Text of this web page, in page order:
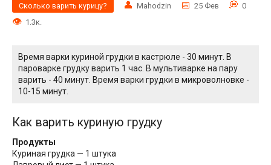
Сколько варить курицу? Mahodzin 25 Фев
0
1.3к.
Время варки куриной грудки в кастрюле - 30 минут. В
пароварке грудку варить 1 час. В мультиварке на пару
варить - 40 минут. Время варки грудки в микроволновке -
10-15 минут.
Как варить куриную грудку
Продукты
Куриная грудка — 1 штука